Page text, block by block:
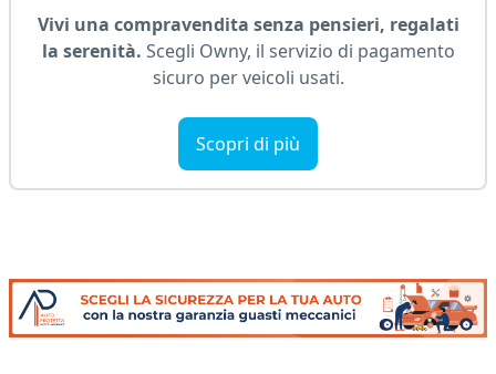
Vivi una compravendita senza pensieri, regalati
la serenità. Scegli Owny, il servizio di pagamento
sicuro per veicoli usati.
Scopri di più